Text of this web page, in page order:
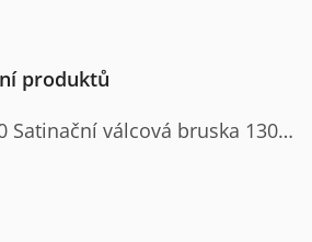
produktů
XT105350 Satinační válcová bruska 1300W
produktu je 4 z 5 hvězdiček.